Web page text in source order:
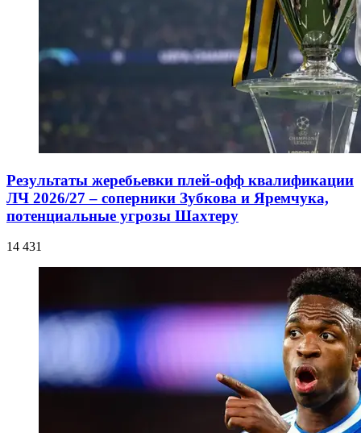
Результаты жеребьевки плей-офф квалификации
ЛЧ 2026/27 – соперники Зубкова и Яремчука,
потенциальные угрозы Шахтеру
14 431